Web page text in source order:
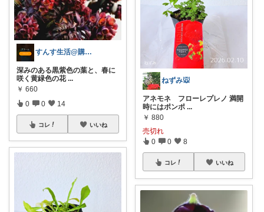
すんす生活@購入感謝🍡
深みのある黒紫色の葉と、春に
咲く黄緑色の花 ...
￥ 660
0 0 14
コレ いいね
ねずみ🐭
アネモネ フローレプレノ 満開
時にはポンポ ...
￥ 880
売切れ
0 0 8
コレ いいね